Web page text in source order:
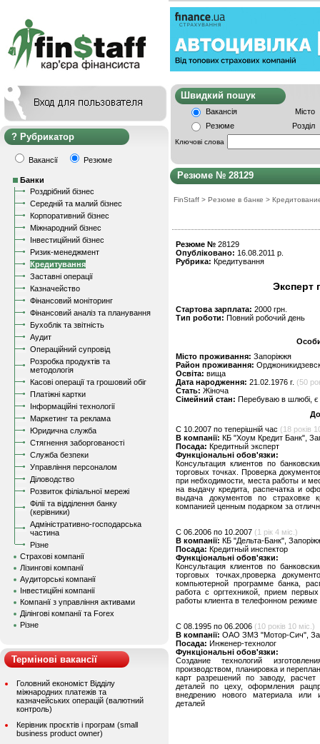
Рубрикатор
Вакансії Резюме
Банки
Роздрібний бізнес
Середній та малий бізнес
Корпоративний бізнес
Міжнародний бізнес
Інвестиційний бізнес
Ризик-менеджмент
Кредитування
Заставні операції
Казначейство
Фінансовий моніторинг
Фінансовий аналіз та планування
Бухоблік та звітність
Аудит
Операційний супровід
Розробка продуктів та
методологія
Касові операції та грошовий обіг
Платіжні картки
Інформаційні технології
Маркетинг та реклама
Юридична служба
Стягнення заборгованості
Служба безпеки
Управління персоналом
Діловодство
Розвиток філіальної мережі
Філії та відділення банку
(керівники)
Адміністративно-господарська
частина
Різне
Страхові компанії
Лізингові компанії
Аудиторські компанії
Інвестиційні компанії
Компанії з управління активами
Ділінгові компанії та Forex
Різне
Термінові вакансії
Головний економіст Відділу
міжнародних платежів та
казначейських операцій (валютний
контроль)
Керівник проєктів і програм (small
business product owner)
Швидкий
Вакансія
Місто
Резюме
Розділ
Ключові слова
Резюме № 28129
FinStaff > Резюме в банке >
Резюме № 28129
Опубліковано: 16.08.2011 р.
Рубрика: Кредитування
Эксперт
Стартова зарплата: 2000 грн.
Тип роботи: Повний робочий день
Місто проживання: Запоріжжя
Район проживання:
Освіта: вища
Дата народження: 21.02.1976 г. (50
Стать: Жіноча
Сімейний стан: Перебуваю в шлюбі, є
C 10.2007 по теперішній час (18 років
В компанії: КБ "Хоум Кредит Банк",
Посада: Кредитный эксперт
Функціональні обов'язки:
Консультация клиентов по
торговых точках. Проверка
при небходимости, места работы и
на выдачу кредита, распечатка и
выдача документов по страховке
компанией ценным подарком за
C 06.2006 по 10.2007 (1 рік 4 міс.)
В компанії: КБ "Дельта-Банк",
Посада: Кредитный инспектор
Функціональні обов'язки:
Консультация клиентов по
торговых точках,проверка
компьютерной программе банка,
работа с оргтехникой, прием
работы клиента в телефонном режиме
C 08.1995 по 06.2006 (10 років 10 міс.)
В компанії: ОАО ЗМЗ "Мотор-Сич",
Посада: Инженер-технолог
Функціональні обов'язки:
Создание технологий
производством, планировка и
карт разрешений по заводу, расчет
деталей по цеху, оформления
внедрению нового материала или
деталей